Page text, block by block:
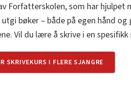
Forfatterskolen, som har hjulpet
bøker – både på egen hånd og
Vil du lære å skrive i en spesifikk
SKRIVEKURS I FLERE SJANGRE